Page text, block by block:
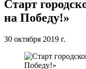
Старт
на Победу!»
30 октября 2019 г.